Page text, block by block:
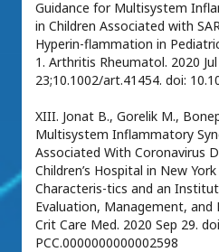
Guidance for Multisystem
in Children Associated with
Hyperin-flammation in
1. Arthritis Rheumatol. 2020 Jul
23;10.1002/art.41454. doi:
XIII. Jonat B., Gorelik M.,
Multisystem Inflammatory
Associated With Coronavirus
Children’s Hospital in New
Characteris-tics and an
Evaluation, Management, and
Crit Care Med. 2020 Sep 29.
PCC.0000000000002598